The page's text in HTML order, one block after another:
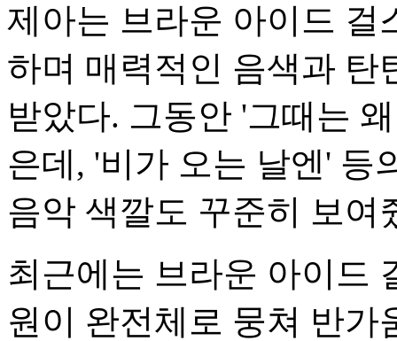
제아는 브라운 아이드 걸
하며 매력적인 음색과 탄
받았다. 그동안 '그때는
은데, '비가 오는 날엔' 등
음악 색깔도 꾸준히 보여
최근에는 브라운 아이드
원이 완전체로 뭉쳐 반가